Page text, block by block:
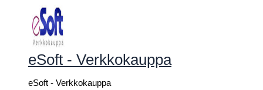
sisältöön
eSoft - Verkkokauppa
eSoft - Verkkokauppa